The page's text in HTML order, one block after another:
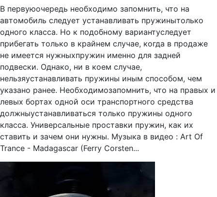
В первуюочередь необходимо запомнить, что на
автомобиль следует устанавливать пружинытолько
одного класса. Но к подобному вариантуследует
прибегать только в крайнем случае, когда в продаже
не имеется нужныхпружин именно для задней
подвески. Однако, ни в коем случае,
нельзяустанавливать пружины иным способом, чем
указано ранее. Необходимозапомнить, что на правых и
левых бортах одной оси транспортного средства
должныустанавливаться только пружины одного
класса. Универсальные проставки пружин, как их
ставить и зачем они нужны. Музыка в видео : Art Of
Trance - Madagascar (Ferry Corsten...